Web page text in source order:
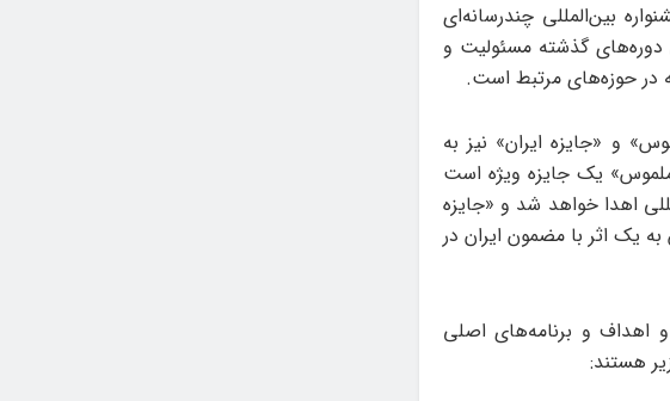
بین‌المللی چندرسانه‌ای
و همچون دوره‌های گذشته مسئولیت و
در حوزه‌های مرتبط است.
و «جایزه ایران» نیز به
یک جایزه ویژه است
اهدا خواهد شد و «جایزه
یک اثر با مضمون ایران در
اهداف و برنامه‌های اصلی
هستند: